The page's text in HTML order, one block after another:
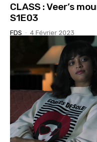
CLASS : Veer’s
S1E03
FDS - 4 Février 2023